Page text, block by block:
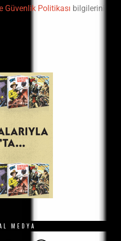
Güvenlik Politikası bilgilerini
MEDYA